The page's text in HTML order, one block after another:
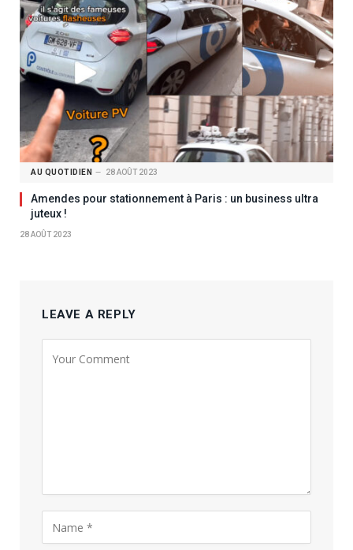
AU QUOTIDIEN 28 AOÛT 2023
Amendes pour stationnement à Paris : un business ultra
juteux !
28 AOÛT 2023
LEAVE A REPLY